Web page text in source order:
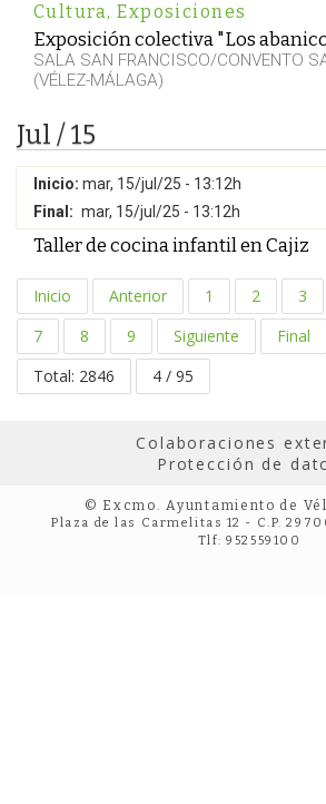
Cultura, Exposiciones
Exposición colectiva "Los
SALA SAN FRANCISCO/CONVENTO
(VÉLEZ-MÁLAGA)
Jul / 15
Inicio: mar, 15/jul/25 - 13:12h
Final: mar, 15/jul/25 - 13:12h
Taller de cocina infantil en Cajiz
Inicio Anterior 1 2 3
7
8 9 Siguiente
Final
Total: 2846
4 / 95
Colaboraciones
Protección de
© Excmo. Ayuntamiento de
Plaza de las Carmelitas 12 - C.P.
Tlf: 952559100